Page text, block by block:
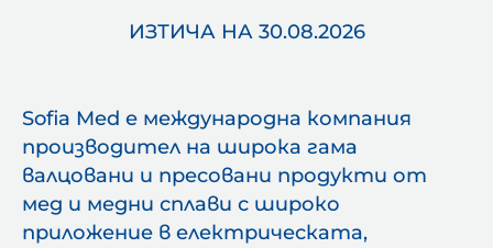
ИЗТИЧА НА 30.08.2026
Sofia Med е международна компания
производител на широка гама
валцовани и пресовани продукти от
мед и медни сплави с широко
приложение в електрическата,